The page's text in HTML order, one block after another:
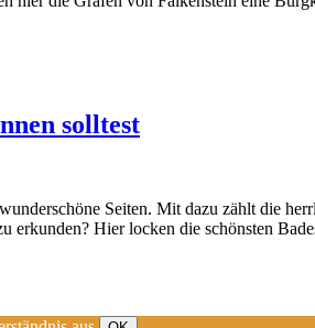
solltest
Seiten. Mit dazu zählt die
erkunden? Hier locken die schönsten